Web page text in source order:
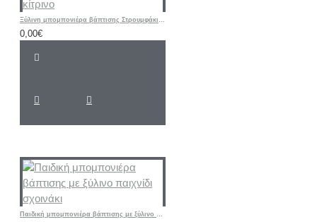
Ξύλινη μπομπονιέρα βάπτισης Στρουμφάκι σιελ - κίτρινο
0,00€
Παιδική μπομπονιέρα βάπτισης με ξύλινο παιχνίδι σχοινάκι